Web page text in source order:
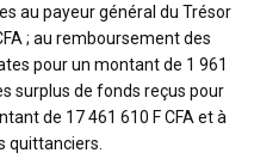
au payeur général du Trésor
; au remboursement des
pour un montant de 1 961
surplus de fonds reçus pour
de 17 461 610 F CFA et à
quittanciers.